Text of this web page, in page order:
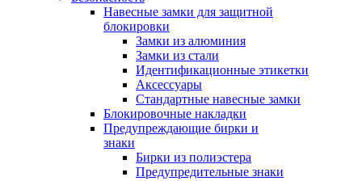
Навесные замки для защитной
блокировки
Замки из алюминия
Замки из стали
Идентификационные этикетки
Аксессуары
Стандартные навесные замки
Блокировочные накладки
Предупреждающие бирки и
знаки
Бирки из полиэстера
Предупредительные знаки